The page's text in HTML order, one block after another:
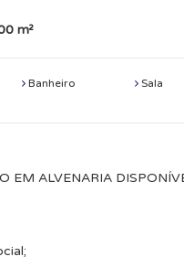
m²
Banheiro
Sala
EM ALVENARIA